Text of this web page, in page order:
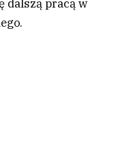
dalszą pracą w